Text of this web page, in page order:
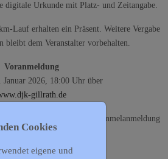
digitale Urkunde mit Platz- und Zeitangabe.
Lauf erhalten ein Präsent. Weitere Vergabe
bleibt dem Veranstalter vorbehalten.
Voranmeldung
Januar 2026, 18:00 Uhr über
gillrath.de
ist verpflichtend. Vereinssammelanmeldung
Rechnung möglich.
Nachmeldungen
Cookies
eigene und